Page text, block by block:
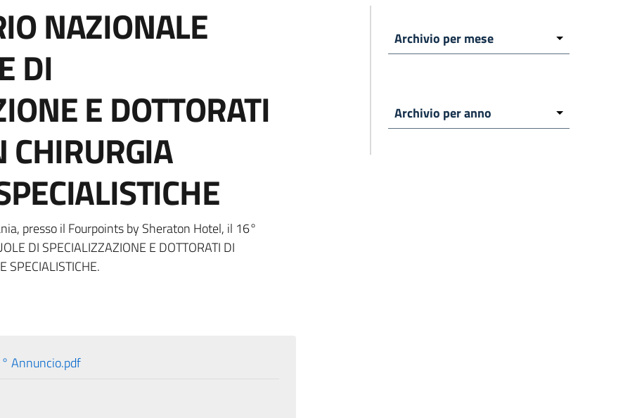
NAZIONALE
DI
E DOTTORATI
CHIRURGIA
presso il Fourpoints by Sheraton Hotel, il 16°
DI SPECIALIZZAZIONE E DOTTORATI DI
SPECIALISTICHE.
Annuncio.pdf